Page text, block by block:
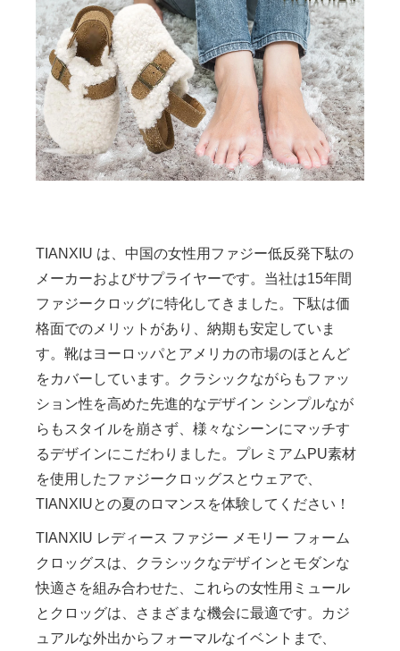
TIANXIU は、中国の女性用ファジー低反発下駄の
メーカーおよびサプライヤーです。当社は15年間
ファジークロッグに特化してきました。下駄は価
格面でのメリットがあり、納期も安定していま
す。靴はヨーロッパとアメリカの市場のほとんど
をカバーしています。クラシックながらもファッ
ション性を高めた先進的なデザイン シンプルなが
らもスタイルを崩さず、様々なシーンにマッチす
るデザインにこだわりました。プレミアムPU素材
を使用したファジークロッグスとウェアで、
TIANXIUとの夏のロマンスを体験してください！
TIANXIU レディース ファジー メモリー フォーム
クロッグスは、クラシックなデザインとモダンな
快適さを組み合わせた、これらの女性用ミュール
とクロッグは、さまざまな機会に最適です。カジ
ュアルな外出からフォーマルなイベントまで、